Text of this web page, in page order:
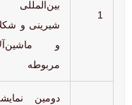
1
بین‌المللی
شیرینی و
و
مربوطه
دومین